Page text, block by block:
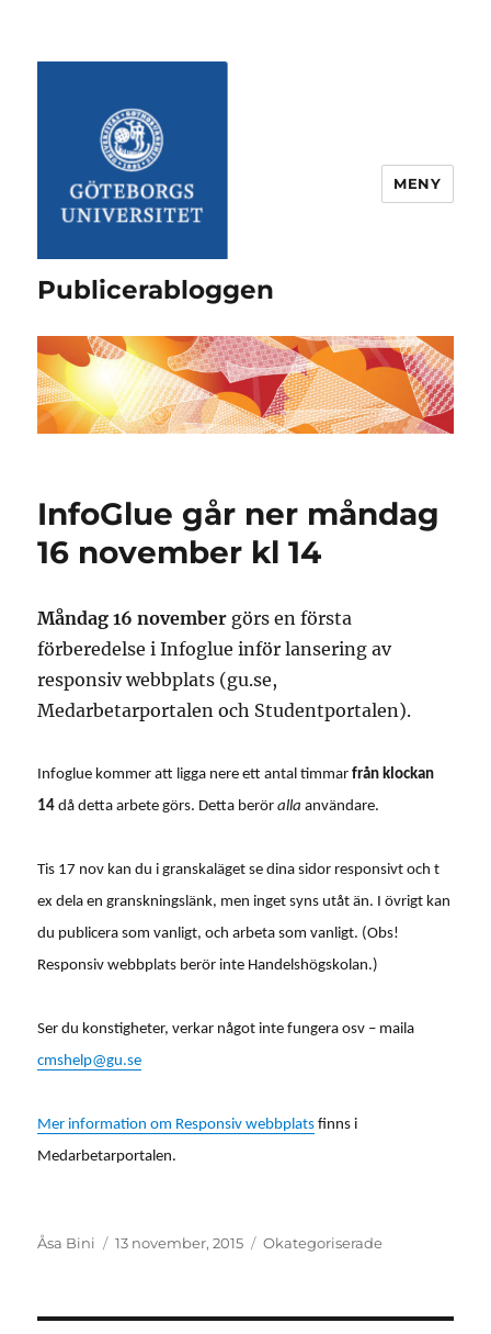
Publicerabloggen
MENY
InfoGlue går ner måndag
16 november kl 14
Måndag 16 november görs en första
förberedelse i Infoglue inför lansering av
responsiv webbplats (gu.se,
Medarbetarportalen och Studentportalen).
Infoglue kommer att ligga nere ett antal timmarfrån klockan
14 då detta arbete görs. Detta beröralla användare.
Tis 17 nov kan du i granskaläget se dina sidor responsivt och t
ex dela en granskningslänk, men inget syns utåt än. I övrigt kan
du publicera som vanligt, och arbeta som vanligt. (Obs!
Responsiv webbplats berör inte Handelshögskolan.)
Ser du konstigheter, verkar något inte fungera osv – maila
cmshelp@gu.se
Mer information om Responsiv webbplats finns i
Medarbetarportalen.
Författare
Åsa Bini Postat
13 november, 2015 Kategorier
Okategoriserade